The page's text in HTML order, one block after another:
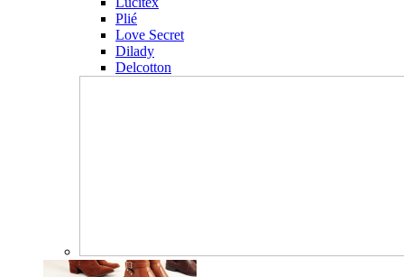
Plié
Love Secret
Dilady
Delcotton